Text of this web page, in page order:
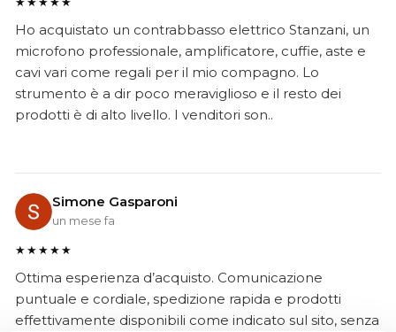
Ho acquistato un contrabbasso elettrico Stanzani, un
microfono professionale, amplificatore, cuffie, aste e
cavi vari come regali per il mio compagno. Lo
strumento è a dir poco meraviglioso e il resto dei
prodotti è di alto livello. I venditori son..
Simone Gasparoni
un mese fa
★★★★★
Ottima esperienza d’acquisto. Comunicazione
puntuale e cordiale, spedizione rapida e prodotti
effettivamente disponibili come indicato sul sito, senza